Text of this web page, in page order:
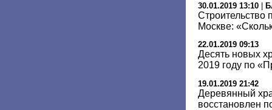
30.01.2019 13:10
Строительство
Москве:
22.01.2019 09:13
Десять новых
2019 году по
19.01.2019 21:42
Деревянный
восстановлен